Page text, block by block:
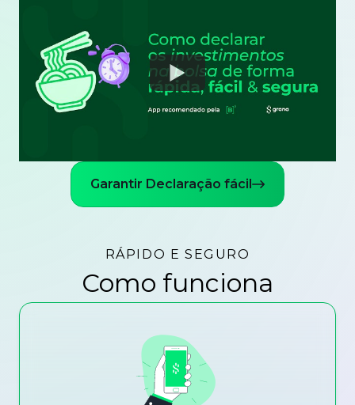
Watch
Garantir Declaração fácil
RÁPIDO E SEGURO
Como funciona